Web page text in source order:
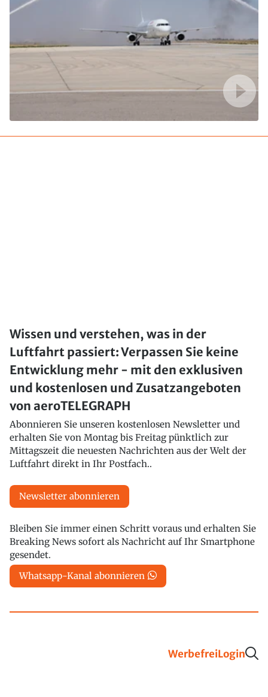
Wissen und verstehen, was in der
Luftfahrt passiert: Verpassen Sie keine
Entwicklung mehr - mit den exklusiven
und kostenlosen und Zusatzangeboten
von aeroTELEGRAPH
Abonnieren Sie unseren kostenlosen Newsletter und
erhalten Sie von Montag bis Freitag pünktlich zur
Mittagszeit die neuesten Nachrichten aus der Welt der
Luftfahrt direkt in Ihr Postfach..
Newsletter abonnieren
Bleiben Sie immer einen Schritt voraus und erhalten Sie
Breaking News sofort als Nachricht auf Ihr Smartphone
gesendet.
Whatsapp-Kanal abonnieren
WerbefreiLogin